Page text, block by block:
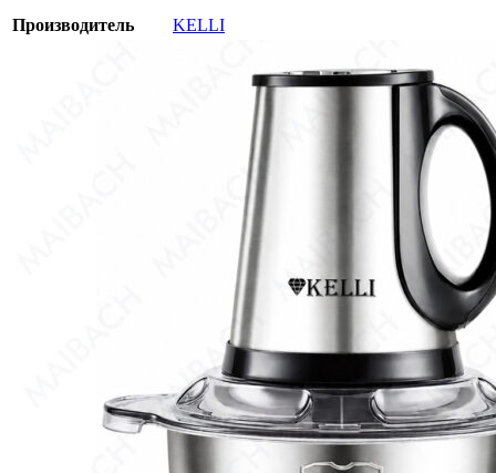
Производитель KELLI